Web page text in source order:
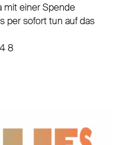
mit einer Spende
per sofort tun auf das
8